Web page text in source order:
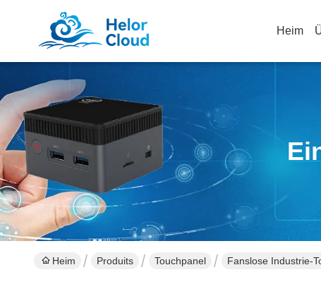
Heim
Heim Produits Touchpanel Fanslose Industrie-